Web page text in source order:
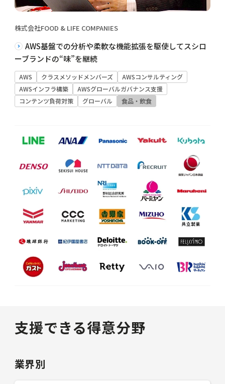
株式会社FOOD & LIFE COMPANIES
AWS基盤での分析や柔軟な機能拡張を駆使してスシロ
ーブランドの“味”を継続
AWS クラスメソッドメンバーズ
AWSコンサルティング
AWSインフラ構築
AWSグローバルガバナンス支援
コンテンツ負荷対策
グローバル 食品・飲食
支援できる得意分野
業界別